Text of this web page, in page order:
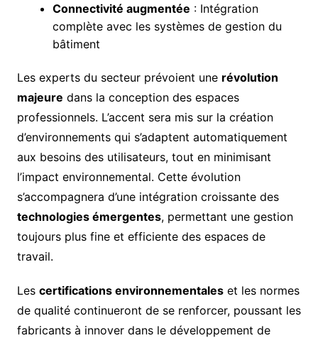
Connectivité augmentée : Intégration
complète avec les systèmes de gestion du
bâtiment
Les experts du secteur prévoient une révolution
majeure dans la conception des espaces
professionnels. L’accent sera mis sur la création
d’environnements qui s’adaptent automatiquement
aux besoins des utilisateurs, tout en minimisant
l’impact environnemental. Cette évolution
s’accompagnera d’une intégration croissante des
technologies émergentes, permettant une gestion
toujours plus fine et efficiente des espaces de
travail.
Les certifications environnementaleset les normes
de qualité continueront de se renforcer, poussant les
fabricants à innover dans le développement de